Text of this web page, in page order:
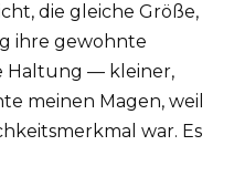
die gleiche Größe,
ihre gewohnte
Haltung — kleiner,
meinen Magen, weil
war. Es